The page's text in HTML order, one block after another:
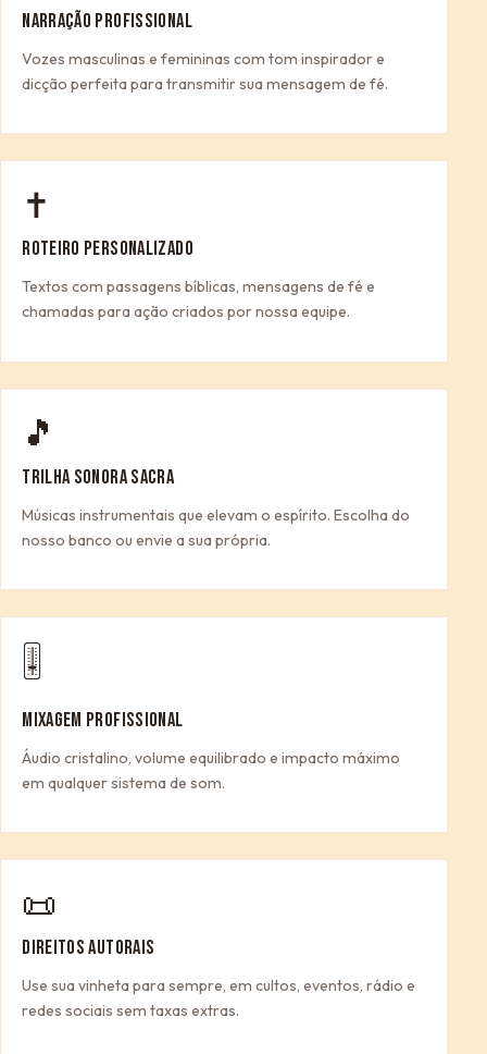
NARRAÇÃO PROFISSIONAL
Vozes masculinas e femininas com tom inspirador e
dicção perfeita para transmitir sua mensagem de fé.
✝
ROTEIRO PERSONALIZADO
Textos com passagens bíblicas, mensagens de fé e
chamadas para ação criados por nossa equipe.
🎵
TRILHA SONORA SACRA
Músicas instrumentais que elevam o espírito. Escolha do
nosso banco ou envie a sua própria.
🎚
MIXAGEM PROFISSIONAL
Áudio cristalino, volume equilibrado e impacto máximo
em qualquer sistema de som.
📜
DIREITOS AUTORAIS
Use sua vinheta para sempre, em cultos, eventos, rádio e
redes sociais sem taxas extras.